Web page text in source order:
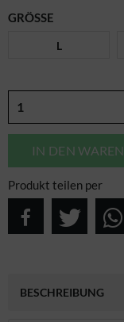
GRÖSSE
L
IN DEN
Produkt teilen per
BESCHREIBUNG